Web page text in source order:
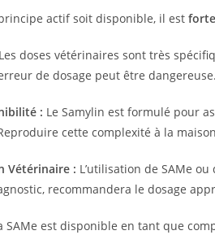
actif soit disponible, il est
Les doses vétérinaires sont très
de dosage peut être
: Le Samylin est formulé pour
cette complexité à la
Vétérinaire : L’utilisation de SAMe
recommandera le dosage
SAMe est disponible en tant que